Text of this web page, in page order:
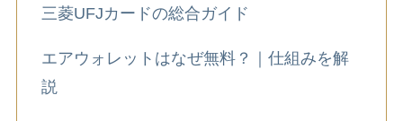
三菱UFJカードの総合ガイド
エアウォレットはなぜ無料？｜仕組みを解
説